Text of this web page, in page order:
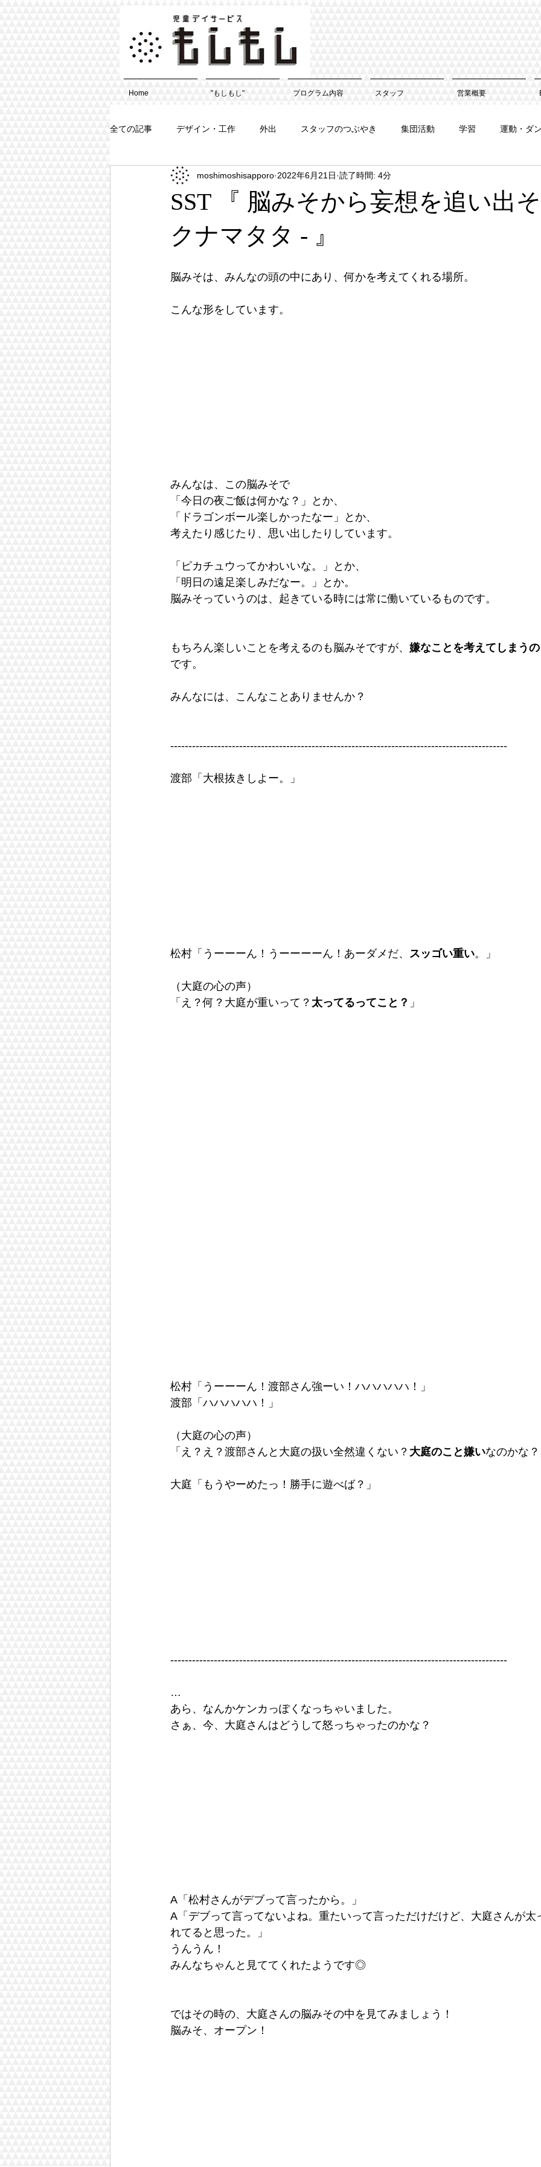
Home "もしもし" プログラム内容 スタッフ 営業概要
全ての記事 デザイン・工作 外出 スタッフのつぶやき 集団活動 学習 運動・ダ
SST 『 脳みそから妄想を追い出
クナマタタ - 』
moshimoshisapporo 2022年6月21日 読了時間: 4分
脳みそは、みんなの頭の中にあり、何かを考えてくれる場所。
こんな形をしています。
みんなは、この脳みそで
「今日の夜ご飯は何かな？」とか、
「ドラゴンボール楽しかったなー」とか、
考えたり感じたり、思い出したりしています。
「ピカチュウってかわいいな。」とか、
「明日の遠足楽しみだなー。」とか。
脳みそっていうのは、起きている時には常に働いているものです。
もちろん楽しいことを考えるのも脳みそですが、 嫌なことを考えてしまう
です。
みんなには、こんなことありませんか？
---------------------------------------------------------------------------------------------
渡部「大根抜きしよー。」
松村「うーーーん！うーーーーん！あーダメだ、 スッゴい重い。」
（大庭の心の声）
「え？何？大庭が重いって？ 太ってるってこと？ 」
松村「うーーーん！渡部さん強ーい！ハハハハハ！」
渡部「ハハハハハ！」
（大庭の心の声）
「え？え？渡部さんと大庭の扱い全然違くない？ 大庭のこと嫌いなのかな
大庭「もうやーめたっ！勝手に遊べば？」
---------------------------------------------------------------------------------------------
…
あら、なんかケンカっぽくなっちゃいました。
さぁ、今、大庭さんはどうして怒っちゃったのかな？
A「松村さんがデブって言ったから。」
A「デブって言ってないよね。重たいって言っただけだけど、大庭さんが太
れてると思った。」
うんうん！
みんなちゃんと見ててくれたようです◎
ではその時の、大庭さんの脳みその中を見てみましょう！
脳みそ、オープン！